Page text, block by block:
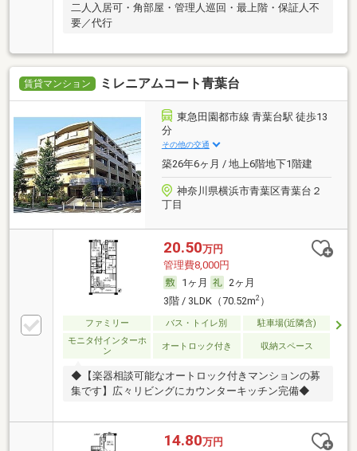
二人入居可・角部屋・管理人巡回・最上階・保証人不
要／代行
賃貸マンション ミレニアムコート青葉台
東急田園都市線 青葉台駅 徒歩13
分
その他の交通
築26年6ヶ月 / 地上6階地下1階建
神奈川県横浜市青葉区青葉台２
丁目
20.50万円
管理費8,000円
1ヶ月
2ヶ月
3階 / 3LDK（70.52m2）
ファミリー バス・トイレ別
駐車場(近隣含)
モニタ付インターホ
ン
オートロック付き 収納スペース
◆【楽器相談可能なオートロック付きマンションの募
集です】広々リビングにカウンターキッチン完備◆
14.80万円